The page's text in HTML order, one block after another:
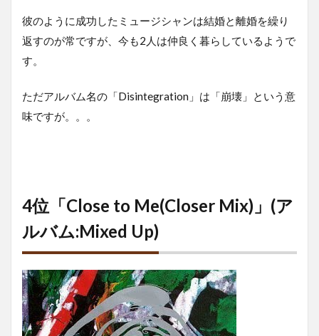
彼のように成功したミュージシャンは結婚と離婚を繰り
返すのが常ですが、今も2人は仲良く暮らしているようで
す。
ただアルバム名の「Disintegration」は「崩壊」という意
味ですが。。。
4位「Close to Me(Closer Mix)」(ア
ルバム:Mixed Up)